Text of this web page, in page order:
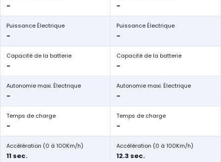
- -
Puissance Électrique
-
Puissance Électrique
-
Capacité de la batterie
-
Capacité de la batterie
-
Autonomie maxi. Électrique
-
Autonomie maxi. Électrique
-
Temps de charge
-
Temps de charge
-
Accélération (0 à 100Km/h)
11 sec.
Accélération (0 à 100Km/h)
12.3 sec.